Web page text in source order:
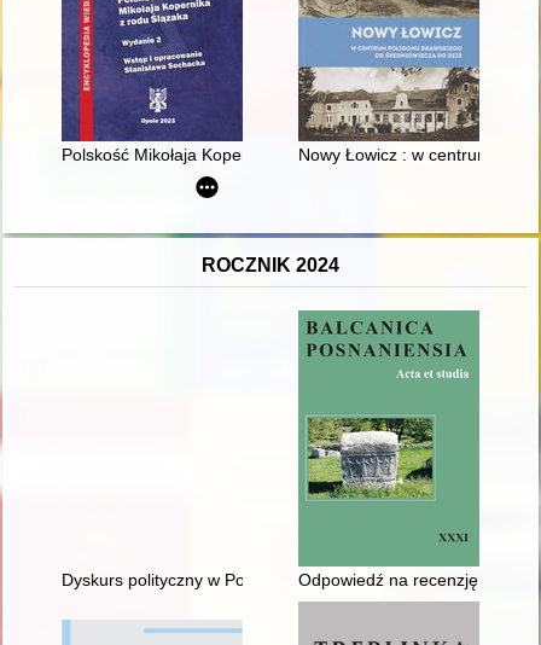
Polskość Mikołaja Kopernika z rodu ŚlązakaNowy Łowicz : w centrum
ROCZNIK 2024
Dyskurs polityczny w Polskiej Rzeczypospolitej Ludowej na
Odpowiedź na recenzję